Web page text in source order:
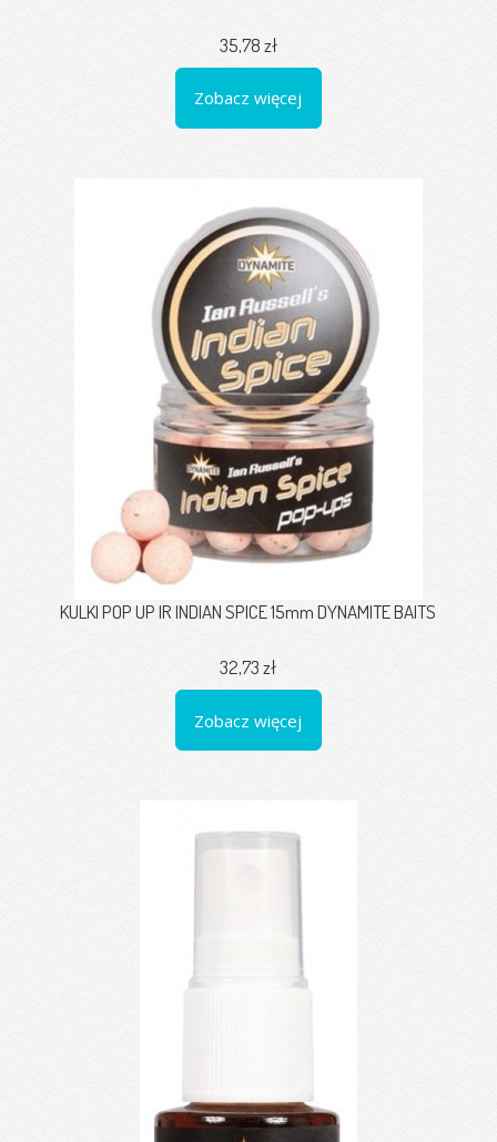
35,78 zł
Zobacz więcej
KULKI POP UP IR INDIAN SPICE 15mm DYNAMITE BAITS
32,73 zł
Zobacz więcej